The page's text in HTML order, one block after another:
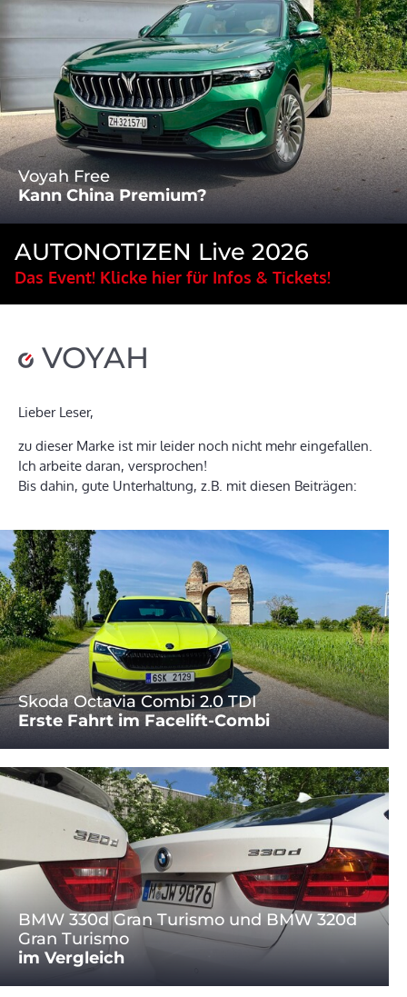
Voyah Free
Kann China Premium?
AUTONOTIZEN Live 2026
Das Event! Klicke hier für Infos & Tickets!
VOYAH
Lieber Leser,
zu dieser Marke ist mir leider noch nicht mehr eingefallen.
Ich arbeite daran, versprochen!
Bis dahin, gute Unterhaltung, z.B. mit diesen Beiträgen:
Skoda Octavia Combi 2.0 TDI
Erste Fahrt im Facelift-Combi
BMW 330d Gran Turismo und BMW 320d
Gran Turismo
im Vergleich